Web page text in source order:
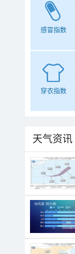
感冒指数
穿衣指数
天气资讯